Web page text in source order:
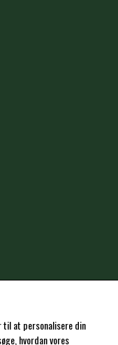
at personalisere din
hvordan vores